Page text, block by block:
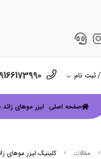
/ثبت نام
صفحه اصلی لیزر موهای زائد
مقالات کلینیک لیزر موهای